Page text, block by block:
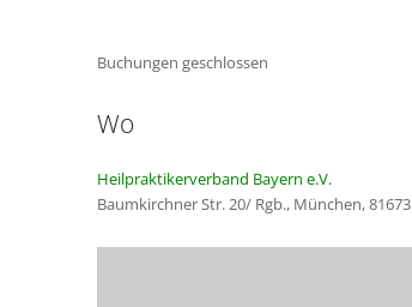
Buchungen geschlossen
Wo
Heilpraktikerverband Bayern e.V.
Baumkirchner Str. 20/ Rgb., München, 81673